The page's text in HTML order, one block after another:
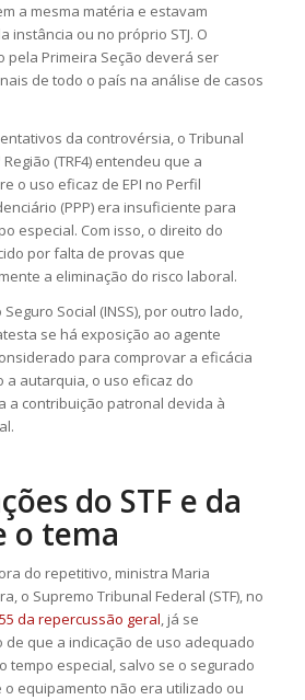
a mesma matéria e estavam
instância ou no próprio STJ. O
Primeira Seção deverá ser
de todo o país na análise de casos
da controvérsia, o Tribunal
(TRF4) entendeu que a
o uso eficaz de EPI no Perfil
(PPP) era insuficiente para
especial. Com isso, o direito do
por falta de provas que
a eliminação do risco laboral.
Social (INSS), por outro lado,
se há exposição ao agente
para comprovar a eficácia
a autarquia, o uso eficaz do
a contribuição patronal devida à
do STF e da
o tema
do repetitivo, ministra Maria
o Supremo Tribunal Federal (STF), no
da repercussão geral, já se
que a indicação de uso adequado
tempo especial, salvo se o segurado
equipamento não era utilizado ou